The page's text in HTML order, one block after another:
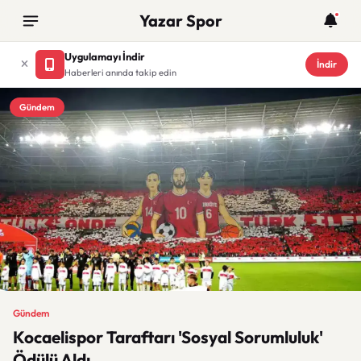
Yazar Spor
Uygulamayı İndir
Haberleri anında takip edin
İndir
Gündem
Gündem
Kocaelispor Taraftarı 'Sosyal Sorumluluk'